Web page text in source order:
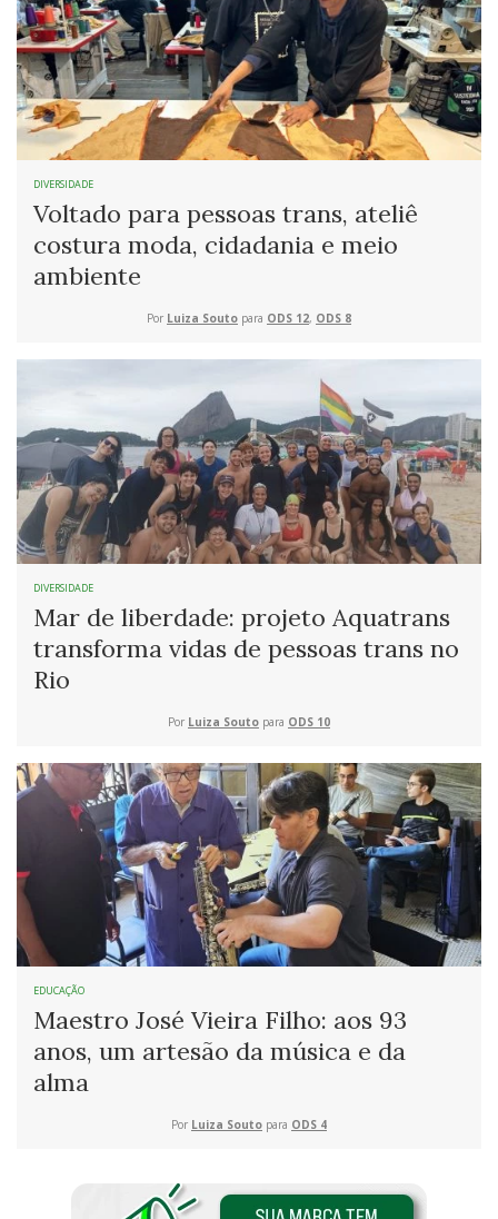
DIVERSIDADE
Voltado para pessoas trans, ateliê
costura moda, cidadania e meio
ambiente
Por Luiza Souto para ODS 12, ODS 8
DIVERSIDADE
Mar de liberdade: projeto Aquatrans
transforma vidas de pessoas trans no
Rio
Por Luiza Souto para ODS 10
EDUCAÇÃO
Maestro José Vieira Filho: aos 93
anos, um artesão da música e da
alma
Por Luiza Souto para ODS 4